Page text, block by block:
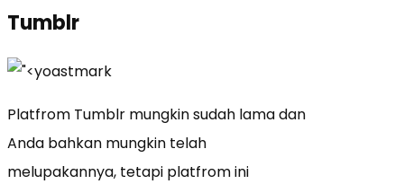
Tumblr
Platfrom Tumblr mungkin sudah lama dan
Anda bahkan mungkin telah
melupakannya, tetapi platfrom ini